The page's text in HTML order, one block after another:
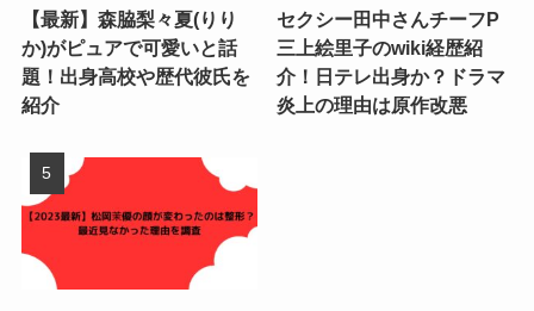
【最新】森脇梨々夏(りり
か)がピュアで可愛いと話
題！出身高校や歴代彼氏を
紹介
セクシー田中さんチーフP
三上絵里子のwiki経歴紹
介！日テレ出身か？ドラマ
炎上の理由は原作改悪